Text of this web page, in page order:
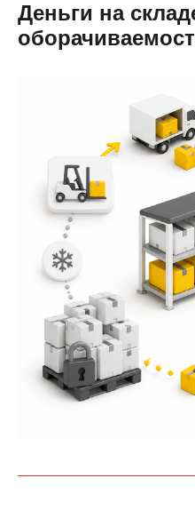
Деньги на